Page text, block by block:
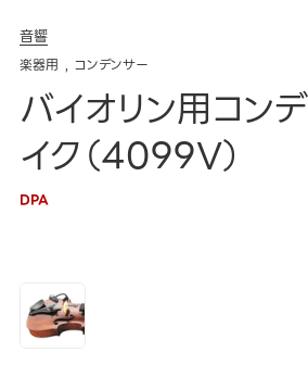
音響
楽器用 コンデンサー
バイオリン用コン
イク（4099V）
DPA